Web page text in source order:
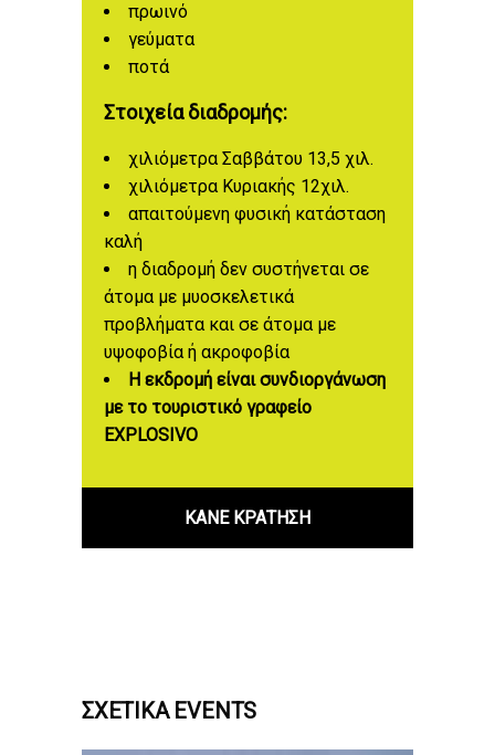
πρωινό
γεύματα
ποτά
Στοιχεία διαδρομής:
χιλιόμετρα Σαββάτου 13,5 χιλ.
χιλιόμετρα Κυριακής 12χιλ.
απαιτούμενη φυσική κατάσταση
καλή
η διαδρομή δεν συστήνεται σε
άτομα με μυοσκελετικά
προβλήματα και σε άτομα με
υψοφοβία ή ακροφοβία
Η εκδρομή είναι συνδιοργάνωση
με το τουριστικό γραφείο
EXPLOSIVO
ΚΑΝΕ ΚΡΑΤΗΣΗ
ΣΧΕΤΙΚΆ EVENTS